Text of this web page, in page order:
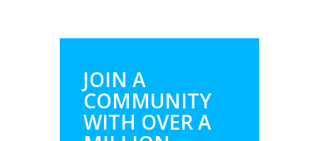
JOIN A
COMMUNITY
WITH OVERA